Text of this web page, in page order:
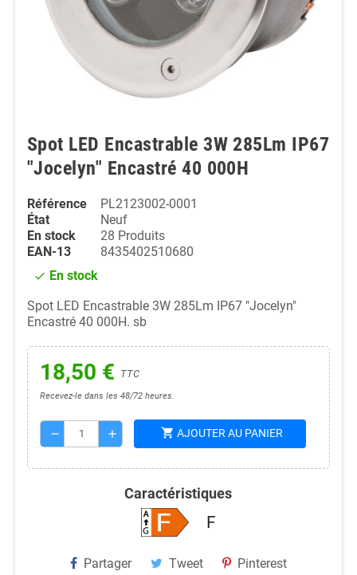
Spot LED Encastrable 3W 285Lm IP67
"Jocelyn" Encastré 40 000H
Référence
PL2123002-0001
État
Neuf
En stock
28 Produits
EAN-13
8435402510680
check En stock
Spot LED Encastrable 3W 285Lm IP67 "Jocelyn"
Encastré 40 000H. sb
18,50 € TTC
Recevez-le dans les 48/72 heures.
remove add shopping_cart AJOUTER AU PANIER
Caractéristiques
F
Partager Tweet Pinterest